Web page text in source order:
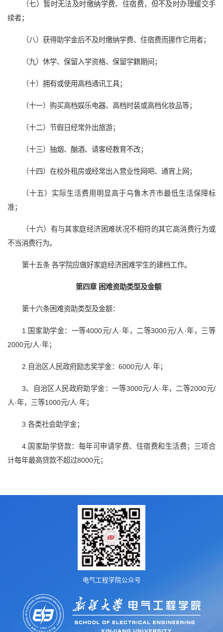
（七）暂时无法及时缴纳学费、住宿费，但不及时办理缓交手
续者；
（八）获得助学金后不及时缴纳学费、住宿费而挪作它用者；
（九）休学、保留入学资格、保留学籍期间；
（十）拥有或使用高档通讯工具；
（十一）购买高档娱乐电器、高档时装或高档化妆品等；
（十二）节假日经常外出旅游；
（十三）抽烟、酗酒、请客经教育不改；
（十四）在校外租房或经常出入营业性网吧、通宵上网；
（十五）实际生活费用明显高于乌鲁木齐市最低生活保障标
准；
（十六）有与其家庭经济困难状况不相符的其它高消费行为或
不当消费行为。
第十五条 各学院应做好家庭经济困难学生的建档工作。
第四章 困难资助类型及金额
第十六条困难资助类型及金额：
1.国家助学金：一等4000元/人·年，二等3000元/人·年，三等
2000元/人·年；
2.自治区人民政府励志奖学金：6000元/人·年；
3、自治区人民政府助学金：一等3000元/人·年，二等2000元/
人·年，三等1000元/人·年；
3.各类社会助学金；
4.国家助学贷款：每年可申请学费、住宿费和生活费；三项合
计每年最高贷款不超过8000元；
电气工程学院公众号